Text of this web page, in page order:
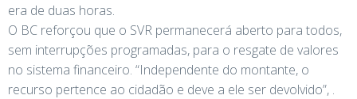
era de duas horas.
O BC reforçou que o SVR permanecerá aberto para todos,
sem interrupções programadas, para o resgate de valores
no sistema financeiro. “Independente do montante, o
recurso pertence ao cidadão e deve a ele ser devolvido”, .